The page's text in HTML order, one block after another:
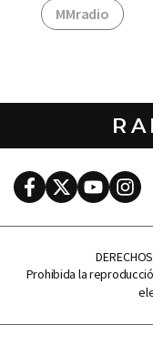
MMradio
FacebookTwitterYoutube
Prohibida la